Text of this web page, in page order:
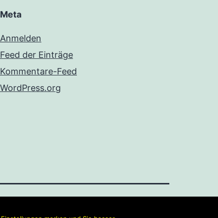
Meta
Anmelden
Feed der Einträge
Kommentare-Feed
WordPress.org